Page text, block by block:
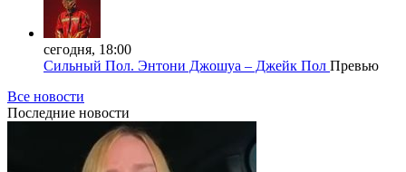
сегодня, 18:00
Сильный Пол. Энтони Джошуа – Джейк Пол Превью
Все новости
Последние новости